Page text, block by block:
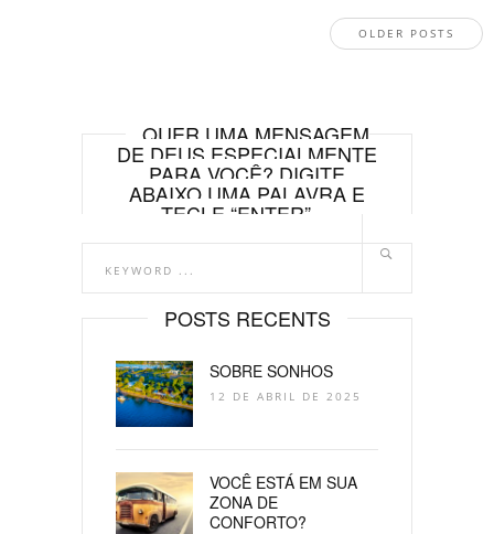
OLDER POSTS
QUER UMA MENSAGEM
DE DEUS ESPECIALMENTE
PARA VOCÊ? DIGITE
ABAIXO UMA PALAVRA E
TECLE “ENTER”.
POSTS RECENTS
SOBRE SONHOS
12 DE ABRIL DE 2025
VOCÊ ESTÁ EM SUA
ZONA DE
CONFORTO?